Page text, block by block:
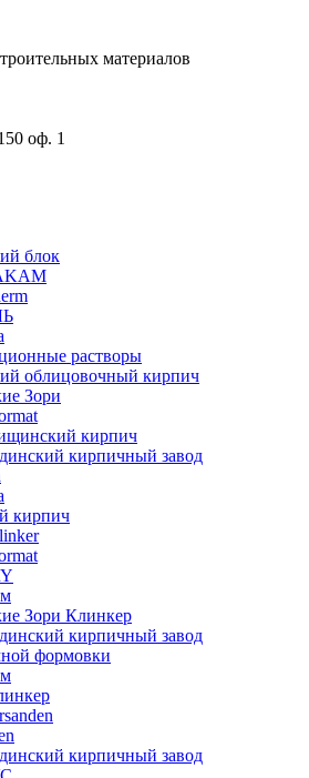
материалов
оф. 1
блок
растворы
облицовочный кирпич
Зори
кирпич
кирпичный завод
кирпич
Зори Клинкер
кирпичный завод
формовки
кирпичный завод